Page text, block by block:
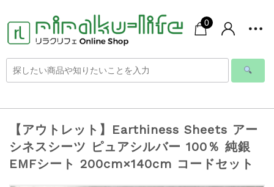
0
【アウトレット】Earthiness Sheets アー
シネスシーツ ピュアシルバー 100％ 純銀
EMFシート 200cm×140cm コードセット